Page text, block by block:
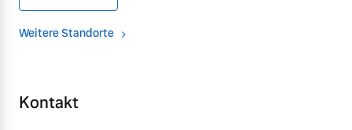
Weitere Standorte
Kontakt